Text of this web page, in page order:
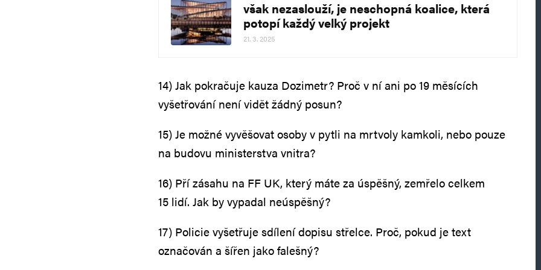
však nezaslouží, je neschopná koalice, která
potopí každý velký projekt
21. 3. 2025
14) Jak pokračuje kauza Dozimetr? Proč v ní ani po 19 měsících
vyšetřování není vidět žádný posun?
15) Je možné vyvěšovat osoby v pytli na mrtvoly kamkoli, nebo pouze
na budovu ministerstva vnitra?
16) Pří zásahu na FF UK, který máte za úspěšný, zemřelo celkem
15 lidí. Jak by vypadal neúspěšný?
17) Policie vyšetřuje sdílení dopisu střelce. Proč, pokud je text
označován a šířen jako falešný?